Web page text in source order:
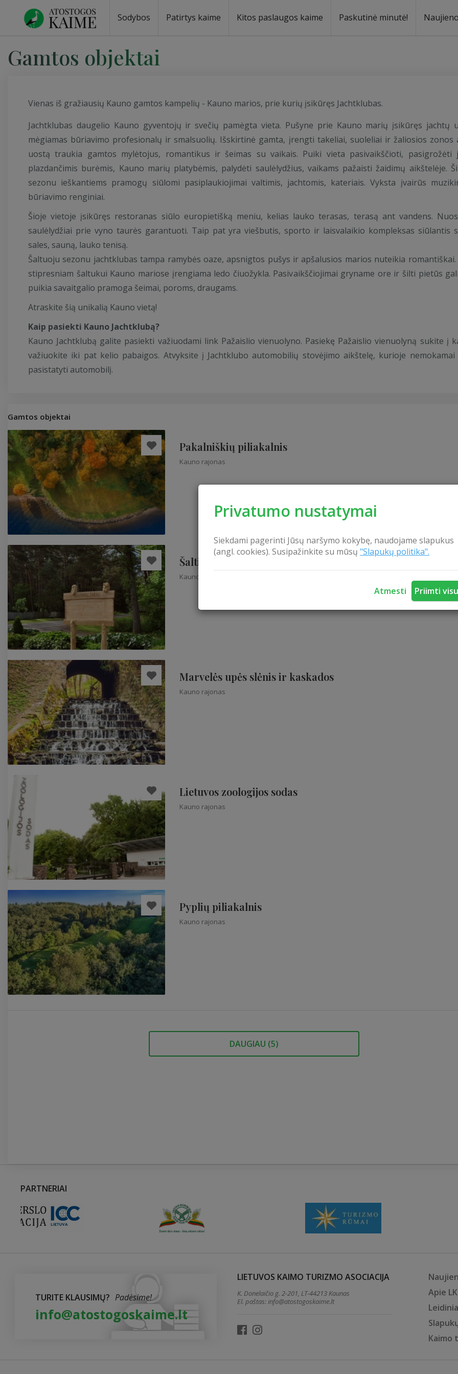
Privatumo nustatymai
Siekdami pagerinti Jūsų naršymo kokybę, naudojame slapukus
(angl. cookies). Susipažinkite su mūsų "Slapukų politika".
Atmesti Priimti
Sodybos Patirtys kaime Kitos paslaugos kaime Paskutinė minutė!
Gamtos objektai
Vienas iš gražiausių Kauno gamtos kampelių - Kauno marios, prie kurių įsikūręs Jachtklubas.
Jachtklubas daugelio Kauno gyventojų ir svečių pamėgta vieta. Pušyne prie Kauno marių įsikūręs jachtų
mėgiamas būriavimo profesionalų ir smalsuolių. Išskirtinė gamta, įrengti takeliai, suoleliai ir žaliosios zonos
uostą traukia gamtos mylėtojus, romantikus ir šeimas su vaikais. Puiki vieta pasivaikščioti, pasigrožėti
plazdančimis burėmis, Kauno marių platybėmis, palydėti saulėlydžius, vaikams pažaisti žaidimų aikštelėje.
sezonu ieškantiems pramogų siūlomi pasiplaukiojimai valtimis, jachtomis, kateriais. Vyksta įvairūs
būriavimo renginiai.
Šioje vietoje įsikūręs restoranas siūlo europietišką meniu, kelias lauko terasas, terasą ant vandens.
saulėlydžiai prie vyno taurės garantuoti. Taip pat yra viešbutis, sporto ir laisvalaikio kompleksas siūlantis
sales, sauną, lauko tenisą.
Šaltuoju sezonu jachtklubas tampa ramybės oaze, apsnigtos pušys ir apšalusios marios nuteikia romantiškai.
stipresniam šaltukui Kauno mariose įrengiama ledo čiuožykla. Pasivaikščiojimai gryname ore ir šilti pietūs
puikia savaitgalio pramoga šeimai, poroms, draugams.
Atraskite šią unikalią Kauno vietą!
Kaip pasiekti Kauno Jachtklubą?
Kauno Jachtklubą galite pasiekti važiuodami link Pažaislio vienuolyno. Pasiekę Pažaislio vienuolyną sukite į
važiuokite iki pat kelio pabaigos. Atvyksite į Jachtklubo automobilių stovėjimo aikštelę, kurioje nemokamai
pasistatyti automobilį.
Gamtos objektai
Pakalniškių piliakalnis
Kauno rajonas
Šaltinių takas
Kauno rajonas
Marvelės upės slėnis ir kaskados
Kauno rajonas
Lietuvos zoologijos sodas
Kauno rajonas
Pyplių piliakalnis
Kauno rajonas
DAUGIAU (5)
PARTNERIAI
TURITE KLAUSIMŲ? Padėsime!
info@atostogoskaime.lt
LIETUVOS KAIMO TURIZMO ASOCIACIJA
K. Donelaičio g. 2-201, LT-44213 Kaunas
El. paštas:info@atostogoskaime.lt
Apie
Kaimo